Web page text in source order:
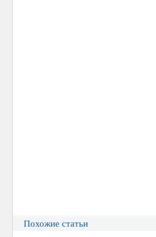
Похожие статьи